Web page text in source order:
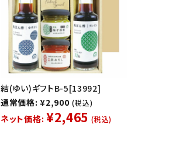
結(ゆい)ギフトB-5[13992]
通常価格: ¥2,900 (税込)
ネット価格: ¥2,465 (税込)